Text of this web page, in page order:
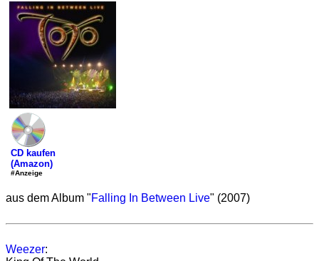
CD kaufen
(Amazon)
#Anzeige
aus dem Album "Falling In Between Live" (2007)
Weezer: